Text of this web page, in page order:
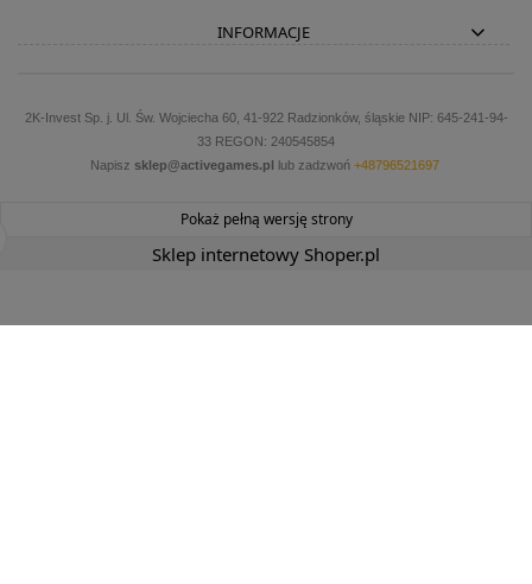
INFORMACJE
2K-Invest Sp. j. Ul. Św. Wojciecha 60, 41-922 Radzionków, śląskie NIP: 645-241-94-
33 REGON: 240545854
Napisz sklep@activegames.pl lub zadzwoń +48796521697
Pokaż pełną wersję strony
Sklep internetowy Shoper.pl